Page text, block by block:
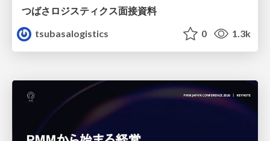
つばさロジスティクス面接資料
tsubasalogistics
0 1.3k